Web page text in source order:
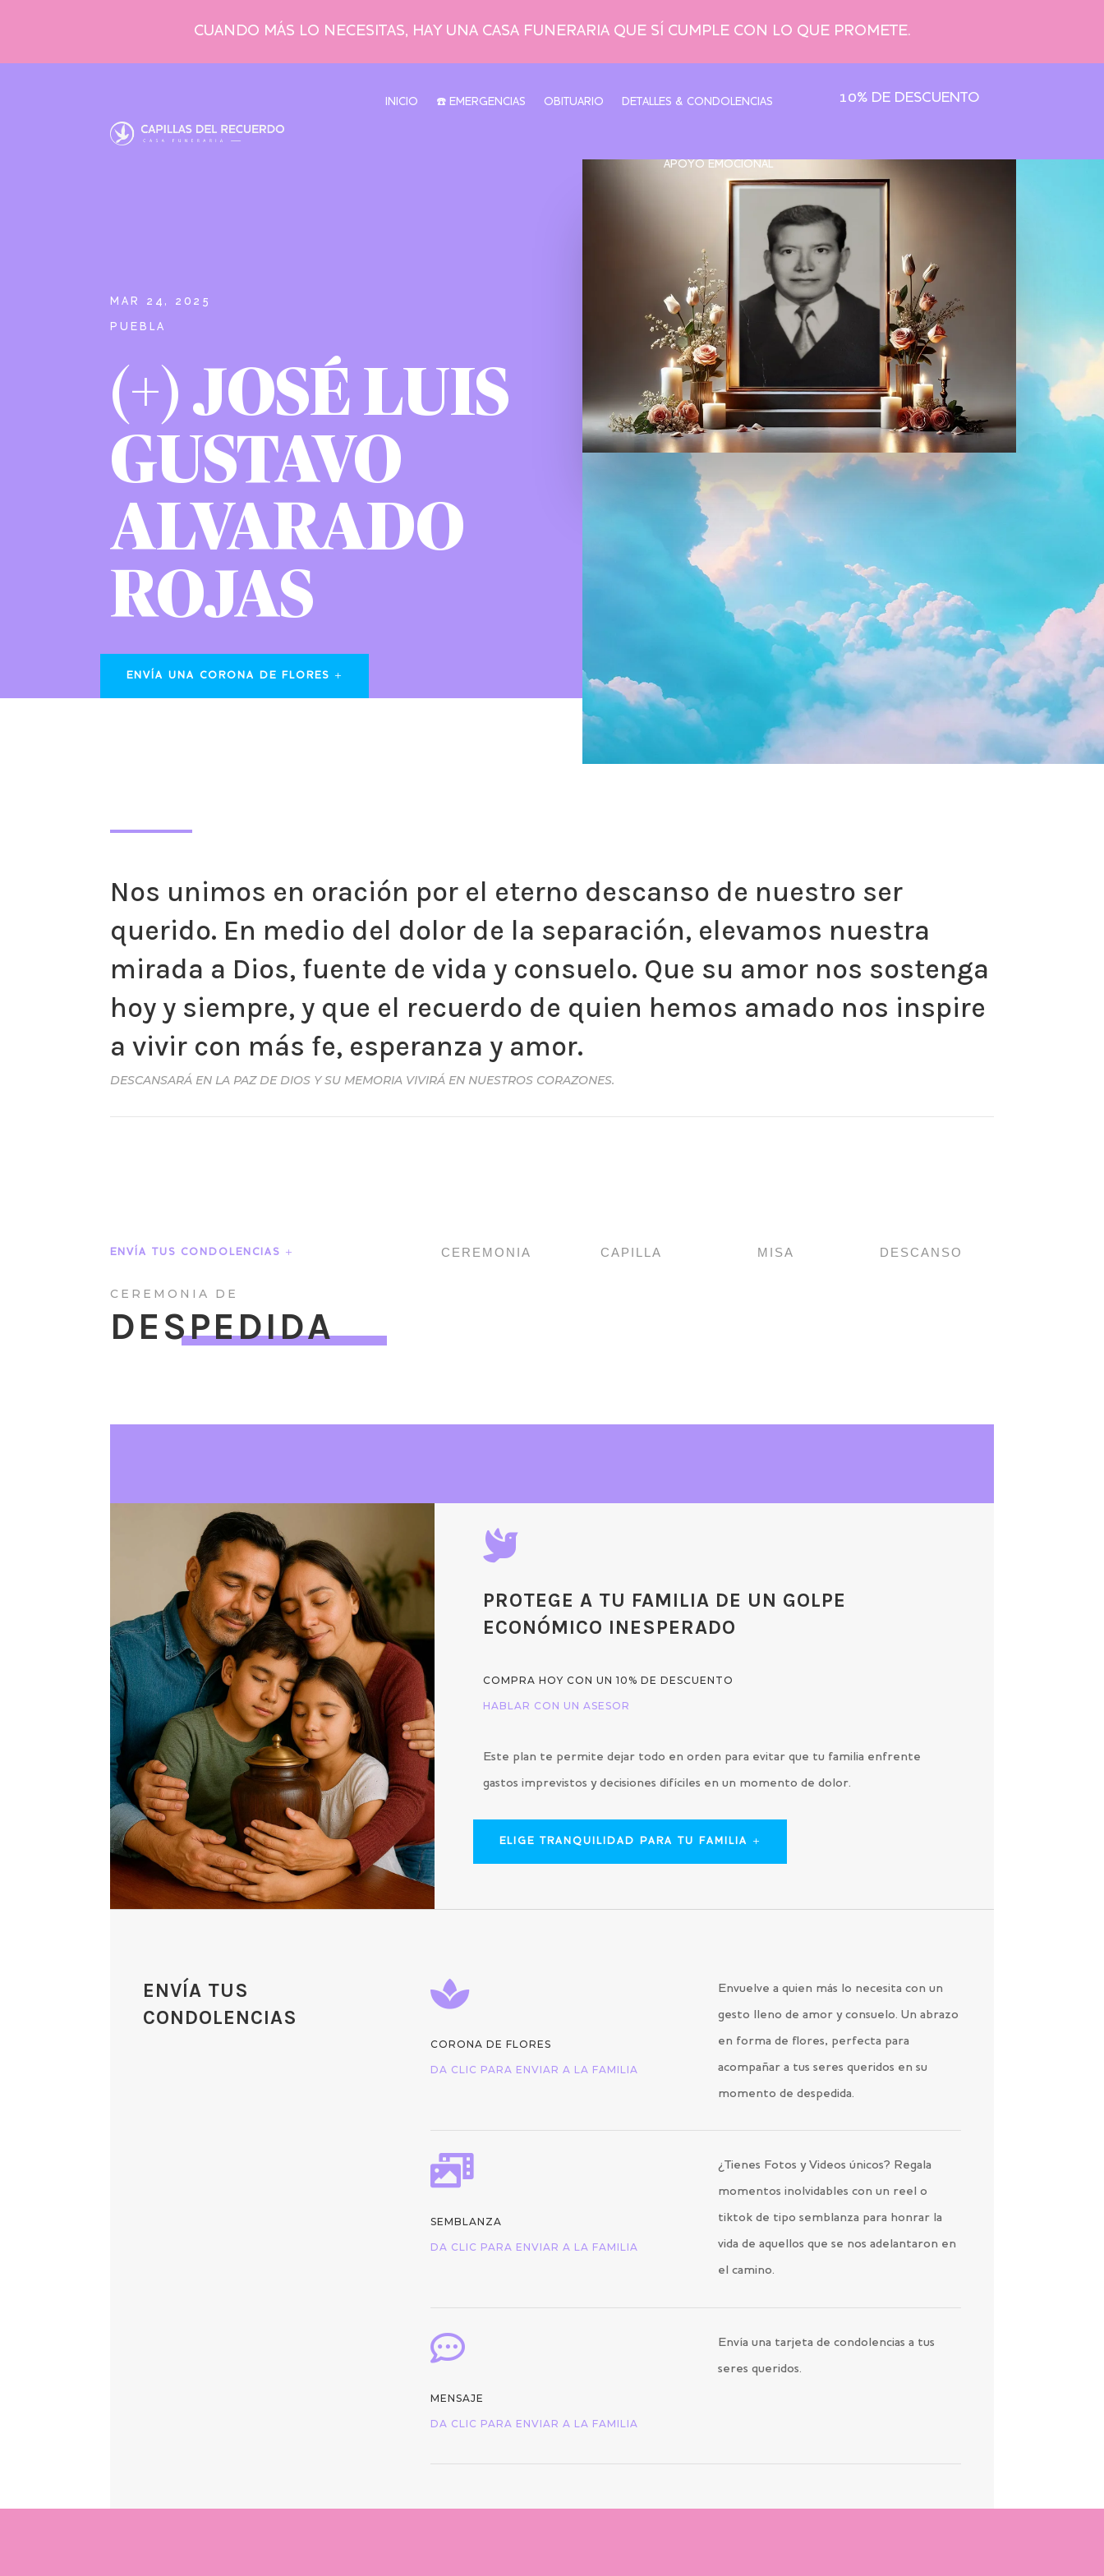
CUANDO MÁS LO NECESITAS, HAY UNA CASA FUNERARIA QUE SÍ CUMPLE CON LO QUE PROMETE.
INICIO ☎️ EMERGENCIAS OBITUARIO DETALLES & CONDOLENCIAS
APOYO EMOCIONAL
10% DE DESCUENTO
MAR 24, 2025
PUEBLA
(+) JOSÉ LUIS
GUSTAVO
ALVARADO
ROJAS
ENVÍA UNA CORONA DE FLORES
Nos unimos en oración por el eterno descanso de nuestro ser
querido. En medio del dolor de la separación, elevamos nuestra
mirada a Dios, fuente de vida y consuelo. Que su amor nos sostenga
hoy y siempre, y que el recuerdo de quien hemos amado nos inspire
a vivir con más fe, esperanza y amor.
DESCANSARÁ EN LA PAZ DE DIOS Y SU MEMORIA VIVIRÁ EN NUESTROS CORAZONES.
ENVÍA TUS CONDOLENCIAS
CEREMONIA DE
DESPEDIDA
CEREMONIA CAPILLA MISA DESCANSO

PROTEGE A TU FAMILIA DE UN GOLPE
ECONÓMICO INESPERADO
COMPRA HOY CON UN 10% DE DESCUENTO
HABLAR CON UN ASESOR
Este plan te permite dejar todo en orden para evitar que tu familia enfrente
gastos imprevistos y decisiones difíciles en un momento de dolor.
ELIGE TRANQUILIDAD PARA TU FAMILIA
ENVÍA TUS
CONDOLENCIAS

CORONA DE FLORES
DA CLIC PARA ENVIAR A LA FAMILIA
Envuelve a quien más lo necesita con un
gesto lleno de amor y consuelo. Un abrazo
en forma de flores, perfecta para
acompañar a tus seres queridos en su
momento de despedida.

SEMBLANZA
DA CLIC PARA ENVIAR A LA FAMILIA
¿Tienes Fotos y Videos únicos? Regala
momentos inolvidables con un reel o
tiktok de tipo semblanza para honrar la
vida de aquellos que se nos adelantaron en
el camino.

MENSAJE
DA CLIC PARA ENVIAR A LA FAMILIA
Envía una tarjeta de condolencias a tus
seres queridos.